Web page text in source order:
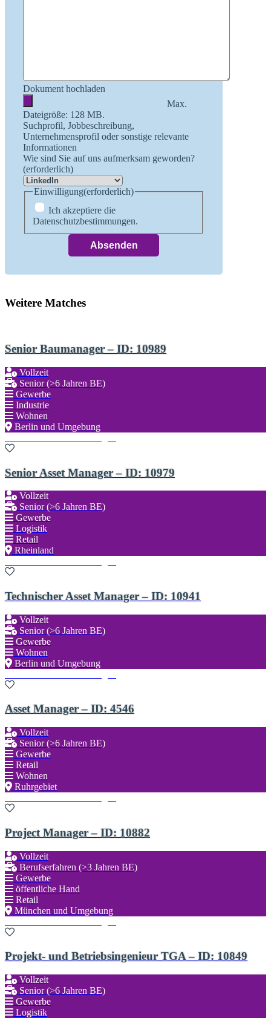
Dokument hochladen
Max.
Dateigröße: 128 MB.
Suchprofil, Jobbeschreibung,
Unternehmensprofil oder sonstige relevante
Informationen
Wie sind Sie auf uns aufmerksam geworden?
(erforderlich)
Einwilligung(erforderlich)
Ich akzeptiere die
Datenschutzbestimmungen.
Weitere Matches
Senior Baumanager – ID: 10989
Vollzeit
Senior (>6 Jahren BE)
Gewerbe
Industrie
Wohnen
Berlin und Umgebung
Senior Asset Manager – ID: 10979
Vollzeit
Senior (>6 Jahren BE)
Gewerbe
Logistik
Retail
Rheinland
Technischer Asset Manager – ID: 10941
Vollzeit
Senior (>6 Jahren BE)
Gewerbe
Wohnen
Berlin und Umgebung
Asset Manager – ID: 4546
Vollzeit
Senior (>6 Jahren BE)
Gewerbe
Retail
Wohnen
Ruhrgebiet
Project Manager – ID: 10882
Vollzeit
Berufserfahren (>3 Jahren BE)
Gewerbe
öffentliche Hand
Retail
München und Umgebung
Projekt- und Betriebsingenieur TGA – ID: 10849
Vollzeit
Senior (>6 Jahren BE)
Gewerbe
Logistik